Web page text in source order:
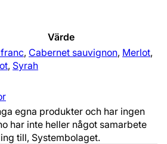
Värde
, Cabernet sauvignon, Merlot,
, Syrah
egna produkter och har ingen
har inte heller något samarbete
till, Systembolaget.